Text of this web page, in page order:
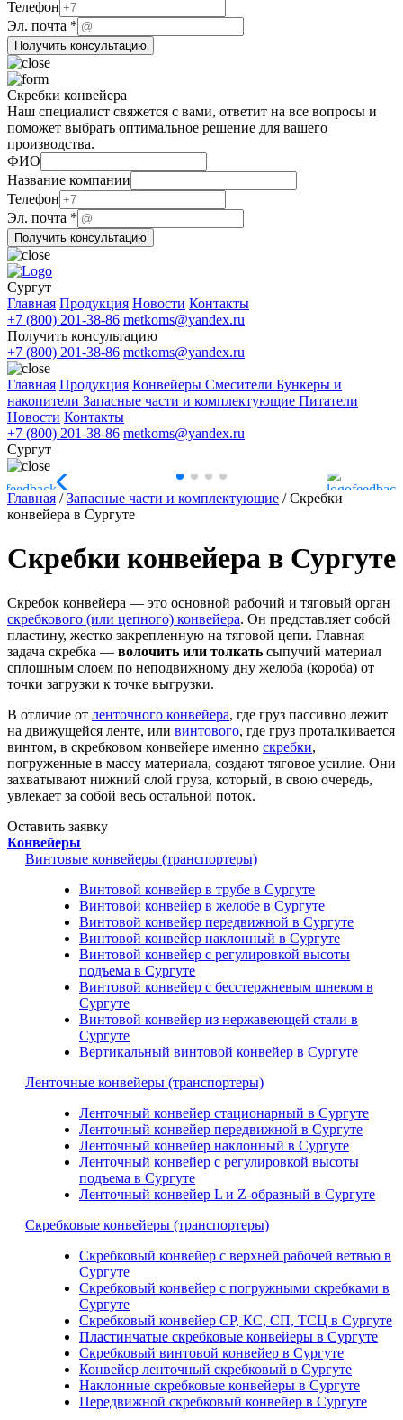
почта
компании
Эл.
Телефон
Эл. почта *
Получить консультацию
Скребки конвейера
Наш специалист свяжется с вами, ответит на все вопросы и
поможет выбрать оптимальное решение для вашего
производства.
ФИО
компании
ФИО
почта
Название компании
Телефон
Эл. почта *
Получить консультацию
Сургут
Главная Продукция Новости Контакты
+7 (800) 201-38-86 metkoms@yandex.ru
Получить консультацию
+7 (800) 201-38-86 metkoms@yandex.ru
Главная Продукция Конвейеры Смесители Бункеры и
накопители Запасные части и комплектующие Питатели
Новости Контакты
+7 (800) 201-38-86 metkoms@yandex.ru
Сургут
Главная /Запасные части и комплектующие /Скребки
конвейера в Сургуте
Скребки конвейера в Сургуте
Скребок конвейера — это основной рабочий и тяговый орган
скребкового (или цепного) конвейера. Он представляет собой
пластину, жестко закрепленную на тяговой цепи. Главная
задача скребка — волочить или толкать сыпучий материал
сплошным слоем по неподвижному дну желоба (короба) от
точки загрузки к точке выгрузки.
В отличие от ленточного конвейера, где груз пассивно лежит
на движущейся ленте, или винтового, где груз проталкивается
винтом, в скребковом конвейере именно скребки,
погруженные в массу материала, создают тяговое усилие. Они
захватывают нижний слой груза, который, в свою очередь,
увлекает за собой весь остальной поток.
Оставить заявку
Конвейеры
Винтовые конвейеры (транспортеры)
Винтовой конвейер в трубе в Сургуте
Винтовой конвейер в желобе в Сургуте
Винтовой конвейер передвижной в Сургуте
Винтовой конвейер наклонный в Сургуте
Винтовой конвейер с регулировкой высоты
подъема в Сургуте
Винтовой конвейер с бесстержневым шнеком в
Сургуте
Винтовой конвейер из нержавеющей стали в
Сургуте
Вертикальный винтовой конвейер в Сургуте
Ленточные конвейеры (транспортеры)
Ленточный конвейер стационарный в Сургуте
Ленточный конвейер передвижной в Сургуте
Ленточный конвейер наклонный в Сургуте
Ленточный конвейер с регулировкой высоты
подъема в Сургуте
Ленточный конвейер L и Z-образный в Сургуте
Скребковые конвейеры (транспортеры)
Скребковый конвейер с верхней рабочей ветвью в
Сургуте
Скребковый конвейер с погружными скребками в
Сургуте
Скребковый конвейер СР, КС, СП, ТСЦ в Сургуте
Пластинчатые скребковые конвейеры в Сургуте
Скребковый винтовой конвейер в Сургуте
Конвейер ленточный скребковый в Сургуте
Наклонные скребковые конвейеры в Сургуте
Передвижной скребковый конвейер в Сургуте